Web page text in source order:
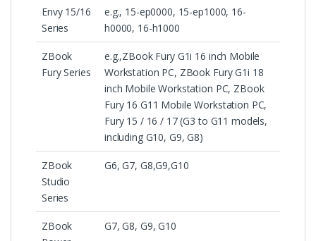
Envy 15/16
Series
e.g., 15-ep0000, 15-ep1000, 16-
h0000, 16-h1000
ZBook
Fury Series
e.g.,ZBook Fury G1i 16 inch Mobile
Workstation PC, ZBook Fury G1i 18
inch Mobile Workstation PC, ZBook
Fury 16 G11 Mobile Workstation PC,
Fury 15 / 16 / 17 (G3 to G11 models,
including G10, G9, G8)
ZBook
Studio
Series
G6, G7, G8,G9,G10
ZBook
G7, G8, G9, G10